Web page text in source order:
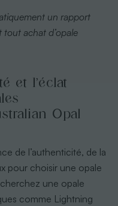
un rapport
achat d’opale
et l’éclat
Opal
de l’authenticité, de la
pour choisir une opale
une opale
comme Lightning